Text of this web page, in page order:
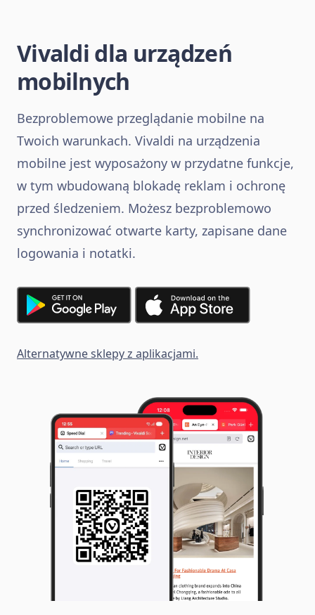
Vivaldi dla urządzeń
mobilnych
Bezproblemowe przeglądanie mobilne na
Twoich warunkach. Vivaldi na urządzenia
mobilne jest wyposażony w przydatne funkcje,
w tym wbudowaną blokadę reklam i ochronę
przed śledzeniem. Możesz bezproblemowo
synchronizować otwarte karty, zapisane dane
logowania i notatki.
Alternatywne sklepy z aplikacjami.